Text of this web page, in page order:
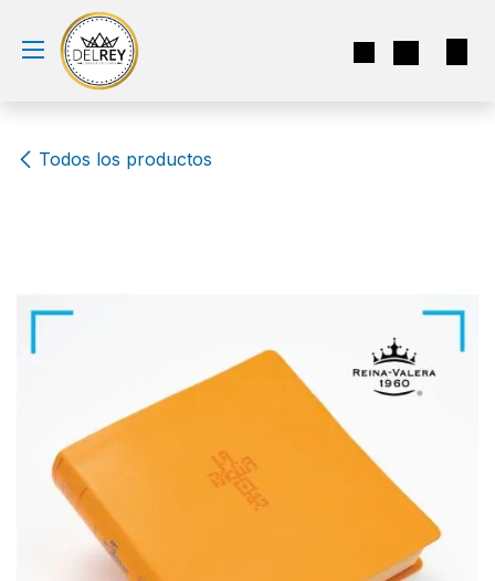
Ir al contenido
Todos los productos